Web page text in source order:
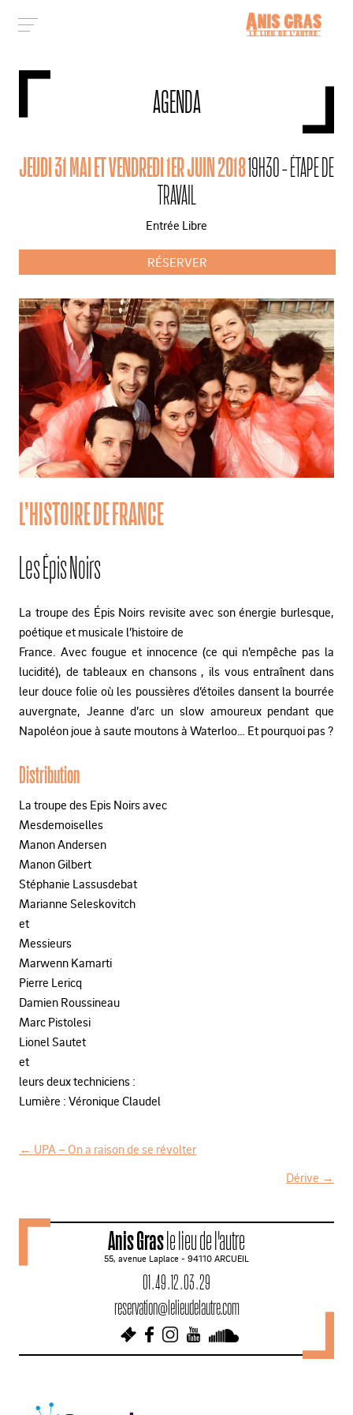
AGENDA
JEUDI 31 MAI ET VENDREDI 1ER JUIN 201819H30 - ÉTAPE DE
TRAVAIL
Entrée Libre
RÉSERVER
L’HISTOIRE DE FRANCE
Les Épis Noirs
La troupe des Épis Noirs revisite avec son énergie burlesque,
poétique et musicale l’histoire de
France. Avec fougue et innocence (ce qui n’empêche pas la
lucidité), de tableaux en chansons , ils vous entraînent dans
leur douce folie où les poussières d’étoiles dansent la bourrée
auvergnate, Jeanne d’arc un slow amoureux pendant que
Napoléon joue à saute moutons à Waterloo… Et pourquoi pas ?
Distribution
La troupe des Epis Noirs avec
Mesdemoiselles
Manon Andersen
Manon Gilbert
Stéphanie Lassusdebat
Marianne Seleskovitch
et
Messieurs
Marwenn Kamarti
Pierre Lericq
Damien Roussineau
Marc Pistolesi
Lionel Sautet
et
leurs deux techniciens :
Lumière : Véronique Claudel
v
g
o
← UPA – On a raison de se révolter
Dérive →
Anis Grasle lieu de l'autre
55, avenue Laplace - 94110 ARCUEIL
01 . 49 . 12 . 03 . 29
reservation@lelieudelautre.com